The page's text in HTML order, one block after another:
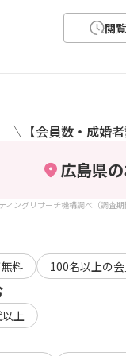
閲
＼ 【会員数・成婚
広島県
ングリサーチ機構調べ（調査
料 100名以上の
上